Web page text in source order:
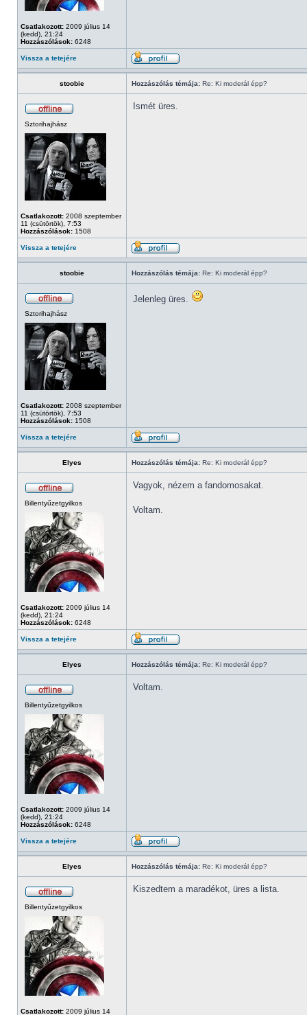
Csatlakozott: 2009 július 14
(kedd), 21:24
Hozzászólások: 6248
Vissza a tetejére
stoobie Hozzászólás témája: Re: Ki moderál épp?
Sztorihajhász
Csatlakozott: 2008 szeptember
11 (csütörtök), 7:53
Hozzászólások: 1508
Ismét üres.
Vissza a tetejére
stoobie Hozzászólás témája: Re: Ki moderál épp?
Sztorihajhász
Csatlakozott: 2008 szeptember
11 (csütörtök), 7:53
Hozzászólások: 1508
Jelenleg üres.
Vissza a tetejére
Elyes Hozzászólás témája: Re: Ki moderál épp?
Billentyűzetgyilkos
Csatlakozott: 2009 július 14
(kedd), 21:24
Hozzászólások: 6248
Vagyok, nézem a fandomosakat.
Voltam.
Vissza a tetejére
Elyes Hozzászólás témája: Re: Ki moderál épp?
Billentyűzetgyilkos
Csatlakozott: 2009 július 14
(kedd), 21:24
Hozzászólások: 6248
Voltam.
Vissza a tetejére
Elyes Hozzászólás témája: Re: Ki moderál épp?
Billentyűzetgyilkos
Csatlakozott: 2009 július 14
Kiszedtem a maradékot, üres a lista.